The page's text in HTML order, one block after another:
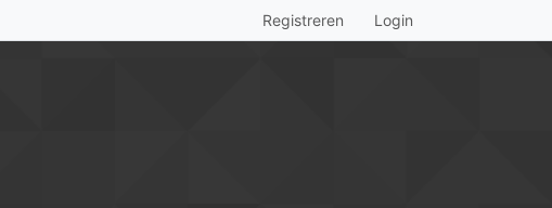
Registreren Login